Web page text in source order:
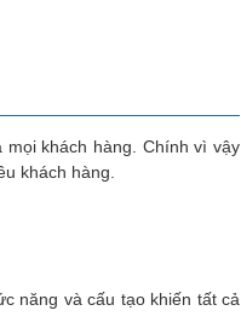
khách hàng. Chính vì vậy
khách hàng.
năng và cấu tạo khiến tất cả